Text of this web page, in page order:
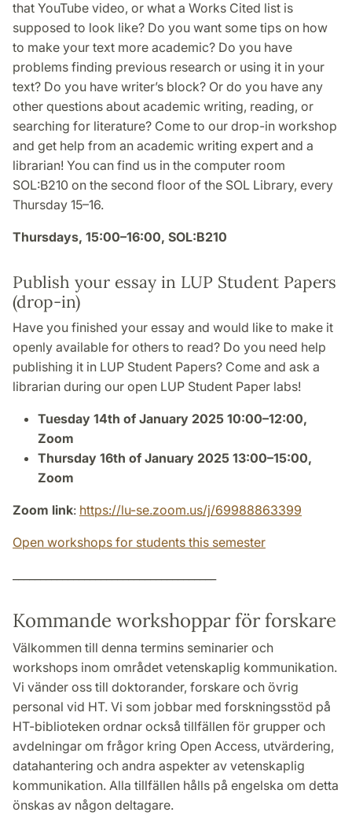
that YouTube video, or what a Works Cited list is
supposed to look like? Do you want some tips on how
to make your text more academic? Do you have
problems finding previous research or using it in your
text? Do you have writer’s block? Or do you have any
other questions about academic writing, reading, or
searching for literature? Come to our drop-in workshop
and get help from an academic writing expert and a
librarian! You can find us in the computer room
SOL:B210 on the second floor of the SOL Library, every
Thursday 15–16.
Thursdays, 15:00–16:00, SOL:B210
Publish your essay in LUP Student Papers
(drop-in)
Have you finished your essay and would like to make it
openly available for others to read? Do you need help
publishing it in LUP Student Papers? Come and ask a
librarian during our open LUP Student Paper labs!
Tuesday 14th of January 2025 10:00–12:00,
Zoom
Thursday 16th of January 2025 13:00–15:00,
Zoom
Zoom link: https://lu-se.zoom.us/j/69988863399
Open workshops for students this semester
Kommande workshoppar för forskare
Välkommen till denna termins seminarier och
workshops inom området vetenskaplig kommunikation.
Vi vänder oss till doktorander, forskare och övrig
personal vid HT. Vi som jobbar med forskningsstöd på
HT-biblioteken ordnar också tillfällen för grupper och
avdelningar om frågor kring Open Access, utvärdering,
datahantering och andra aspekter av vetenskaplig
kommunikation. Alla tillfällen hålls på engelska om detta
önskas av någon deltagare.